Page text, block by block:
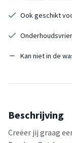
Ook geschikt
Kan niet in de
Beschrijving
Creëer jij graag